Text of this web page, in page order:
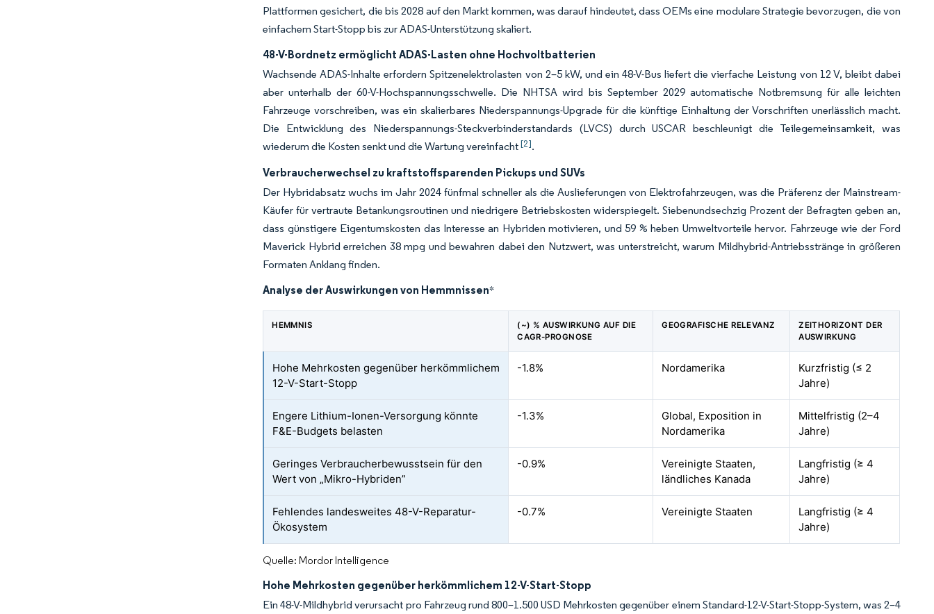
Plattformen gesichert, die bis 2028 auf den Markt kommen, was darauf hindeutet, dass OEMs eine modulare Strategie bevorzugen, die von
einfachem Start-Stopp bis zur ADAS-Unterstützung skaliert.
48-V-Bordnetz ermöglicht ADAS-Lasten ohne Hochvoltbatterien
Wachsende ADAS-Inhalte erfordern Spitzenelektrolasten von 2–5 kW, und ein 48-V-Bus liefert die vierfache Leistung von 12 V, bleibt dabei
aber unterhalb der 60-V-Hochspannungsschwelle. Die NHTSA wird bis September 2029 automatische Notbremsung für alle leichten
Fahrzeuge vorschreiben, was ein skalierbares Niederspannungs-Upgrade für die künftige Einhaltung der Vorschriften unerlässlich macht.
Die Entwicklung des Niederspannungs-Steckverbinderstandards (LVCS) durch USCAR beschleunigt die Teilegemeinsamkeit, was
wiederum die Kosten senkt und die Wartung vereinfacht[2].
Verbraucherwechsel zu kraftstoffsparenden Pickups und SUVs
Der Hybridabsatz wuchs im Jahr 2024 fünfmal schneller als die Auslieferungen von Elektrofahrzeugen, was die Präferenz der Mainstream-
Käufer für vertraute Betankungsroutinen und niedrigere Betriebskosten widerspiegelt. Siebenundsechzig Prozent der Befragten geben an,
dass günstigere Eigentumskosten das Interesse an Hybriden motivieren, und 59 % heben Umweltvorteile hervor. Fahrzeuge wie der Ford
Maverick Hybrid erreichen 38 mpg und bewahren dabei den Nutzwert, was unterstreicht, warum Mildhybrid-Antriebsstränge in größeren
Formaten Anklang finden.
Analyse der Auswirkungen von Hemmnissen*
HEMMNIS
(~) % AUSWIRKUNG AUF DIE
CAGR-PROGNOSE
GEOGRAFISCHE RELEVANZ
ZEITHORIZONT DER
AUSWIRKUNG
Hohe Mehrkosten gegenüber herkömmlichem
12-V-Start-Stopp
-1.8% Nordamerika
Kurzfristig (≤ 2
Jahre)
Engere Lithium-Ionen-Versorgung könnte
F&E-Budgets belasten
-1.3%
Global, Exposition in
Nordamerika
Mittelfristig (2–4
Jahre)
Geringes Verbraucherbewusstsein für den
Wert von „Mikro-Hybriden”
-0.9%
Vereinigte Staaten,
ländliches Kanada
Langfristig (≥ 4
Jahre)
Fehlendes landesweites 48-V-Reparatur-
Ökosystem
-0.7% Vereinigte Staaten
Langfristig (≥ 4
Jahre)
Quelle: Mordor Intelligence
Hohe Mehrkosten gegenüber herkömmlichem 12-V-Start-Stopp
Ein 48-V-Mildhybrid verursacht pro Fahrzeug rund 800–1.500 USD Mehrkosten gegenüber einem Standard-12-V-Start-Stopp-System, was 2–4